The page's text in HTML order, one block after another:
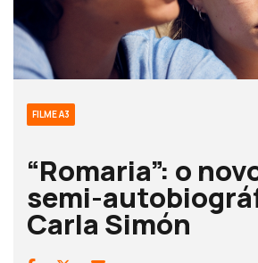
FILME A3
“Romaria”: o
semi-
Carla Simón